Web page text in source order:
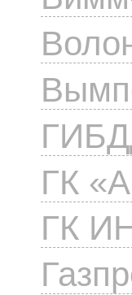
ГК
ГК